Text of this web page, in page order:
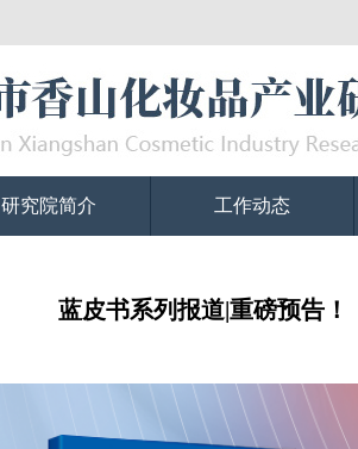
研究院简介 工作动态
蓝皮书系列报道|重磅预告！